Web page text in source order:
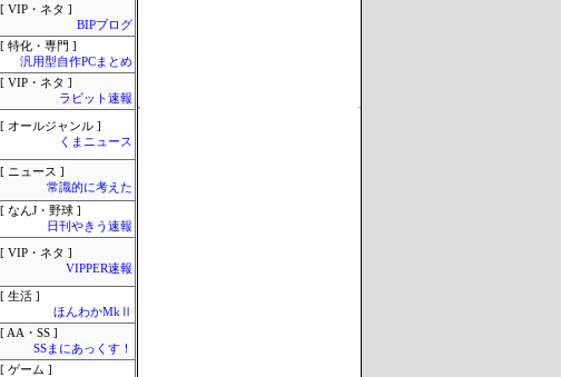
[ VIP・ネタ ]
BIPブログ
[ 特化・専門 ]
汎用型自作PCまとめ
[ VIP・ネタ ]
ラビット速報
[ オールジャンル ]
くまニュース
[ ニュース ]
常識的に考えた
[ なんJ・野球 ]
日刊やきう速報
[ VIP・ネタ ]
VIPPER速報
[ 生活 ]
ほんわかMkⅡ
[ AA・SS ]
SSまにあっくす！
[ ゲーム ]